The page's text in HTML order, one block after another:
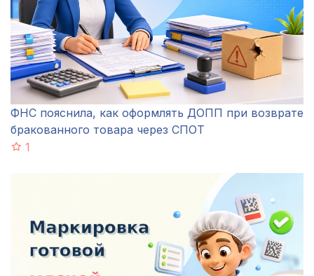
ФНС пояснила, как оформлять ДОПП при возврате
бракованного товара через СПОТ
1